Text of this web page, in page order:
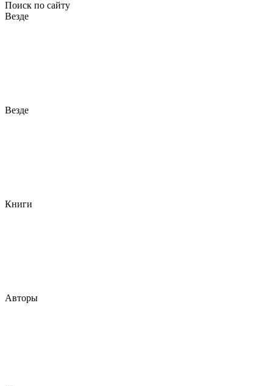
Поиск по сайту
Везде
Везде
Книги
Авторы